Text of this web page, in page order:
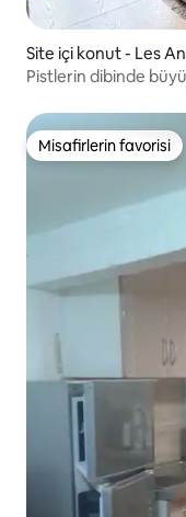
Site içi konut - Les
Pistlerin dibinde
Misafirlerin favorisi
Misafirlerin favorisi